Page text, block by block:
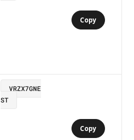
Copy
VRZX7GNE
ST
Copy